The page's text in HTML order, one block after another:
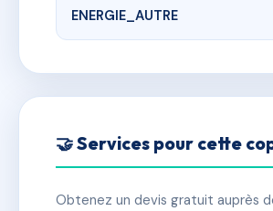
ENERGIE_AUTRE
🤝 Services pour cette
Obtenez un devis gratuit auprès